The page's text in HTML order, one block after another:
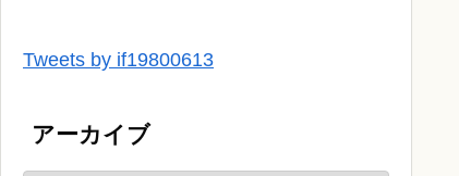
Tweets by if19800613
アーカイブ